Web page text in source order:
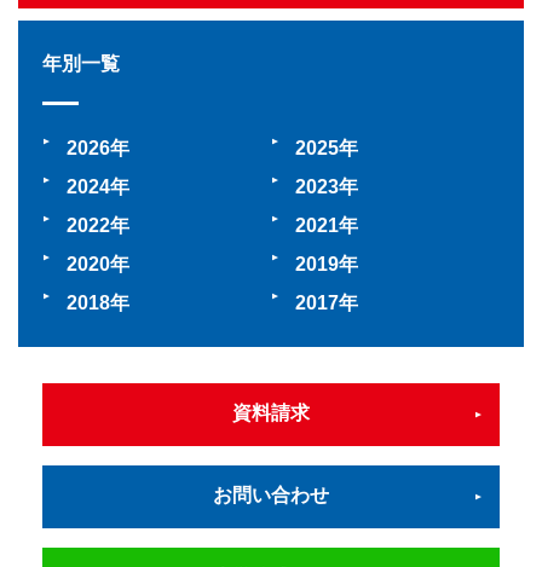
年別一覧
2026
2025
2024
2023
2022
2021
2020
2019
2018
2017
資料請求
お問い合わせ